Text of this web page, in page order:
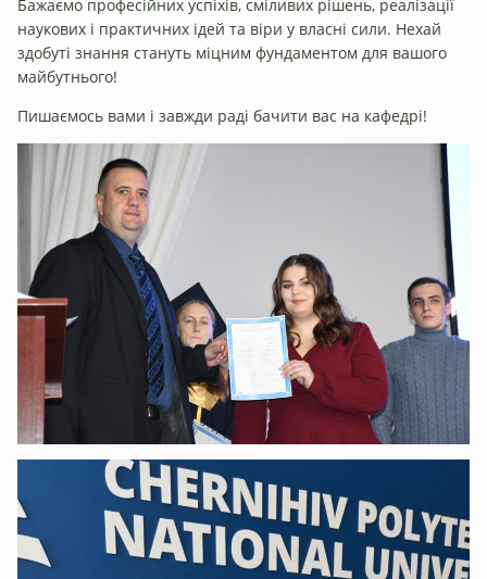
Бажаємо професійних успіхів, сміливих рішень, реалізації
наукових і практичних ідей та віри у власні сили. Нехай
здобуті знання стануть міцним фундаментом для вашого
майбутнього!
Пишаємось вами і завжди раді бачити вас на кафедрі!